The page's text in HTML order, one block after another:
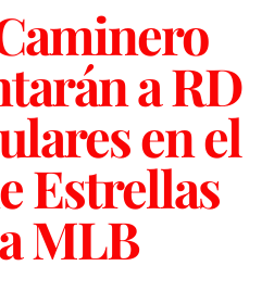
a RD
en el
Estrellas
MLB